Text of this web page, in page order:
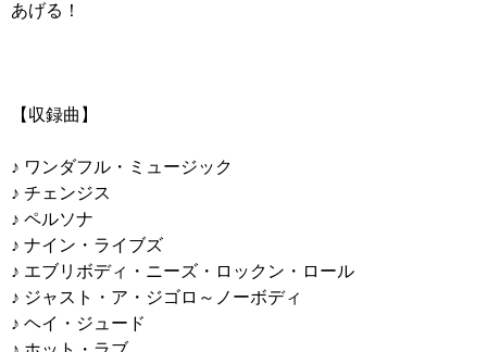
あげる！
【収録曲】
♪ ワンダフル・ミュージック
♪ チェンジス
♪ ペルソナ
♪ ナイン・ライブズ
♪ エブリボディ・ニーズ・ロックン・ロール
♪ ジャスト・ア・ジゴロ～ノーボディ
♪ ヘイ・ジュード